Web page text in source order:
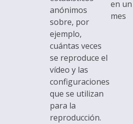
anónimos
sobre, por
ejemplo,
cuántas veces
se reproduce el
vídeo y las
configuraciones
que se utilizan
para la
reproducción.
en un
mes